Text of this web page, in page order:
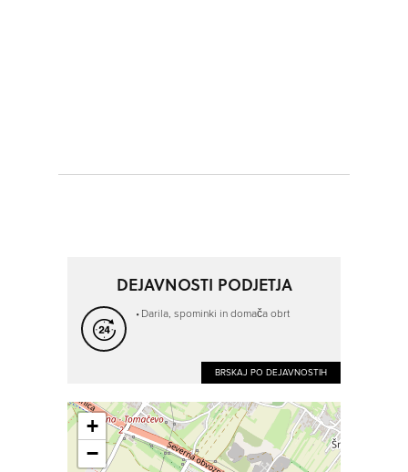
DEJAVNOSTI PODJETJA
Darila, spominki in domača obrt
BRSKAJ PO DEJAVNOSTIH
+
−